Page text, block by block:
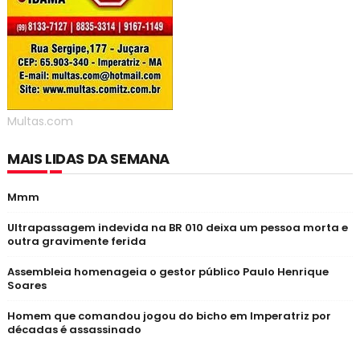
Multas.com
MAIS LIDAS DA SEMANA
Mmm
Ultrapassagem indevida na BR 010 deixa um pessoa morta e
outra gravimente ferida
Assembleia homenageia o gestor público Paulo Henrique
Soares
Homem que comandou jogou do bicho em Imperatriz por
décadas é assassinado